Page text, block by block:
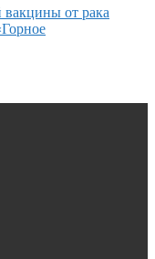
вакцины от рака